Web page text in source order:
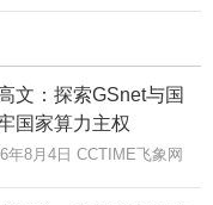
文：探索GSnet与国
国家算力主权
年8月4日 CCTIME飞象网